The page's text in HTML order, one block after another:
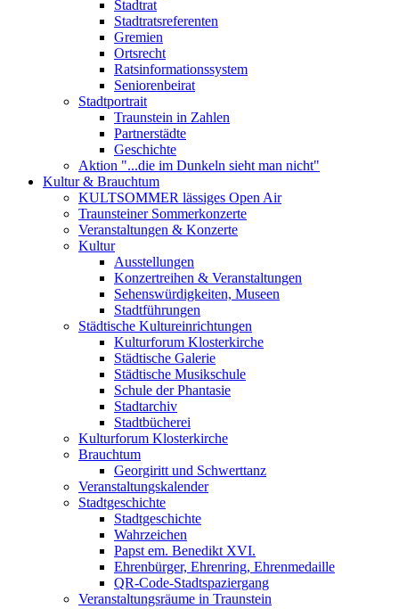
Stadtrat
Stadtratsreferenten
Gremien
Ortsrecht
Ratsinformationssystem
Seniorenbeirat
Stadtportrait
Traunstein in Zahlen
Partnerstädte
Geschichte
Aktion "...die im Dunkeln sieht man nicht"
Kultur & Brauchtum
KULTSOMMER lässiges Open Air
Traunsteiner Sommerkonzerte
Veranstaltungen & Konzerte
Kultur
Ausstellungen
Konzertreihen & Veranstaltungen
Sehenswürdigkeiten, Museen
Stadtführungen
Städtische Kultureinrichtungen
Kulturforum Klosterkirche
Städtische Galerie
Städtische Musikschule
Schule der Phantasie
Stadtarchiv
Stadtbücherei
Kulturforum Klosterkirche
Brauchtum
Georgiritt und Schwerttanz
Veranstaltungskalender
Stadtgeschichte
Stadtgeschichte
Wahrzeichen
Papst em. Benedikt XVI.
Ehrenbürger, Ehrenring, Ehrenmedaille
QR-Code-Stadtspaziergang
Veranstaltungsräume in Traunstein